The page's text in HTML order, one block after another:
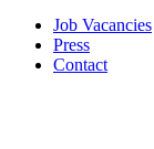
Job Vacancies
Press
Contact